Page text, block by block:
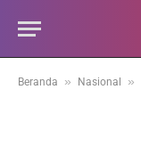
Beranda » Nasional »